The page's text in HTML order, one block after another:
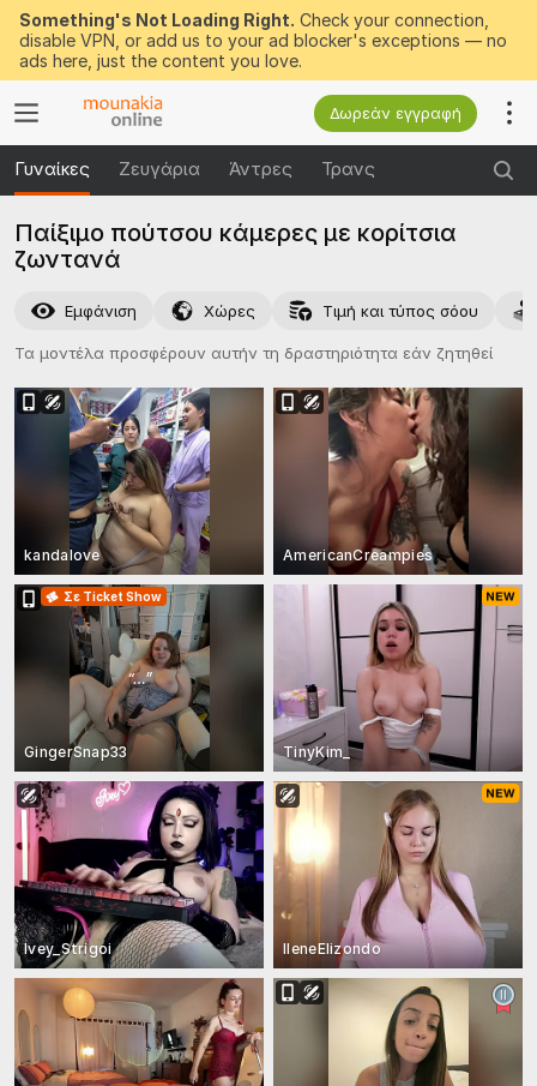
Something's Not Loading Right. Check your connection,
disable VPN, or add us to your ad blocker's exceptions — no
ads here, just the content you love.
Δωρεάν εγγραφή
Γυναίκες Ζευγάρια Άντρες Τρανς
Παίξιμο πούτσου κάμερες με κορίτσια
ζωντανά
Εμφάνιση Χώρες Τιμή και τύπος σόου
Τα μοντέλα προσφέρουν αυτήν τη δραστηριότητα εάν ζητηθεί
kandalove AmericanCreampies
“…”
Σε Ticket Show
GingerSnap33 TinyKim_
Ivey_Strigoi IleneElizondo